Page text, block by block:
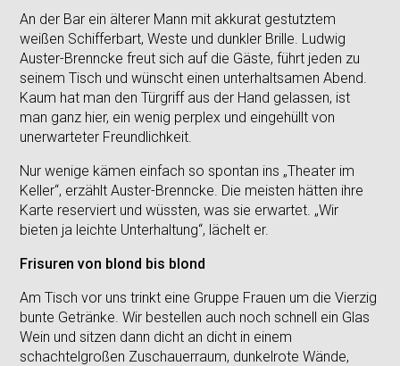
An der Bar ein älterer Mann mit akkurat gestutztem
weißen Schifferbart, Weste und dunkler Brille. Ludwig
Auster-Brenncke freut sich auf die Gäste, führt jeden zu
seinem Tisch und wünscht einen unterhaltsamen Abend.
Kaum hat man den Türgriff aus der Hand gelassen, ist
man ganz hier, ein wenig perplex und eingehüllt von
unerwarteter Freundlichkeit.
Nur wenige kämen einfach so spontan ins „Theater im
Keller“, erzählt Auster-Brenncke. Die meisten hätten ihre
Karte reserviert und wüssten, was sie erwartet. „Wir
bieten ja leichte Unterhaltung“, lächelt er.
Frisuren von blond bis blond
Am Tisch vor uns trinkt eine Gruppe Frauen um die Vierzig
bunte Getränke. Wir bestellen auch noch schnell ein Glas
Wein und sitzen dann dicht an dicht in einem
schachtelgroßen Zuschauerraum, dunkelrote Wände,